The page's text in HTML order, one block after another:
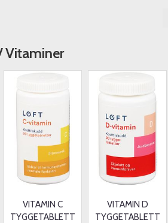
Vitaminer
VITAMIN C
TYGGETABLETT
VITAMIN D
TYGGETABLETT